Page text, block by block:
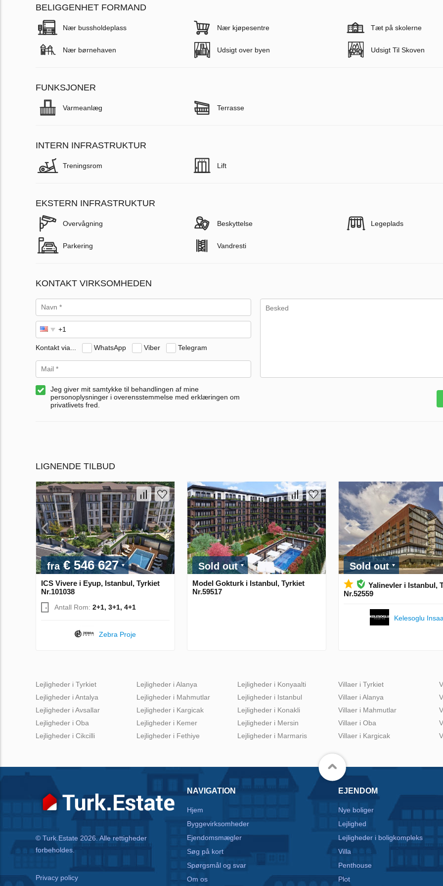
BELIGGENHET FORMAND
Nær bussholdeplass Nær kjøpesentre Tæt på skolerne
Nær børnehaven Udsigt over byen Udsigt Til Skoven
FUNKSJONER
Varmeanlæg Terrasse
INTERN INFRASTRUKTUR
Treningsrom Lift
EKSTERN INFRASTRUKTUR
Overvågning Beskyttelse Legeplads
Parkering Vandresti
KONTAKT VIRKSOMHEDEN
Kontakt via... WhatsApp Viber Telegram
Jeg giver mit samtykke til behandlingen af mine
personoplysninger i overensstemmelse med erklæringen om
privatlivets fred.
LIGNENDE TILBUD
fra€ 546 627
ICS Vivere i Eyup, Istanbul, Tyrkiet
Nr.101038
Antall Rom: 2+1, 3+1, 4+1
Zebra Proje
Sold out
Model Gokturk i Istanbul, Tyrkiet
Nr.59517
Sold out
Yalinevler i Istanbul,
Nr.52559
Kelesoglu
Lejligheder i Tyrkiet
Lejligheder i Antalya
Lejligheder i Avsallar
Lejligheder i Oba
Lejligheder i Cikcilli
Lejligheder i Alanya
Lejligheder i Mahmutlar
Lejligheder i Kargicak
Lejligheder i Kemer
Lejligheder i Fethiye
Lejligheder i Konyaalti
Lejligheder i Istanbul
Lejligheder i Konakli
Lejligheder i Mersin
Lejligheder i Marmaris
Villaer i Tyrkiet
Villaer i Alanya
Villaer i Mahmutlar
Villaer i Oba
Villaer i Kargicak
© Turk.Estate 2026. Alle rettigheder
forbeholdes.
Privacy policy
NAVIGATION
Hjem
Byggevirksomheder
Ejendomsmægler
Søg på kort
Spørgsmål og svar
Om os
EJENDOM
Nye boliger
Lejlighed
Lejligheder i boligkompleks
Villa
Penthouse
Plot